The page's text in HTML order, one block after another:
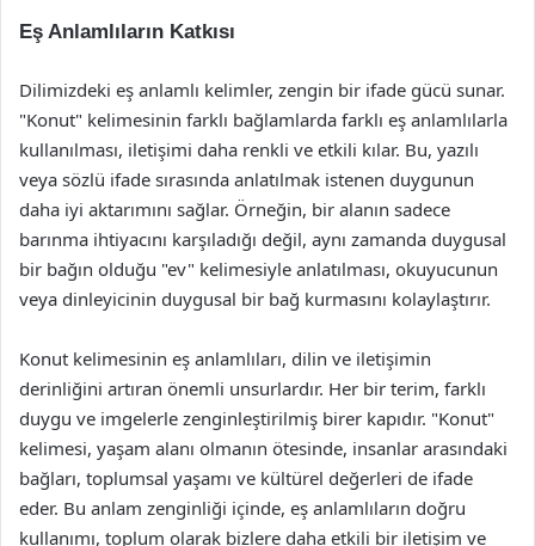
Eş Anlamlıların Katkısı
Dilimizdeki eş anlamlı kelimler, zengin bir ifade gücü sunar.
"Konut" kelimesinin farklı bağlamlarda farklı eş anlamlılarla
kullanılması, iletişimi daha renkli ve etkili kılar. Bu, yazılı
veya sözlü ifade sırasında anlatılmak istenen duygunun
daha iyi aktarımını sağlar. Örneğin, bir alanın sadece
barınma ihtiyacını karşıladığı değil, aynı zamanda duygusal
bir bağın olduğu "ev" kelimesiyle anlatılması, okuyucunun
veya dinleyicinin duygusal bir bağ kurmasını kolaylaştırır.
Konut kelimesinin eş anlamlıları, dilin ve iletişimin
derinliğini artıran önemli unsurlardır. Her bir terim, farklı
duygu ve imgelerle zenginleştirilmiş birer kapıdır. "Konut"
kelimesi, yaşam alanı olmanın ötesinde, insanlar arasındaki
bağları, toplumsal yaşamı ve kültürel değerleri de ifade
eder. Bu anlam zenginliği içinde, eş anlamlıların doğru
kullanımı, toplum olarak bizlere daha etkili bir iletişim ve